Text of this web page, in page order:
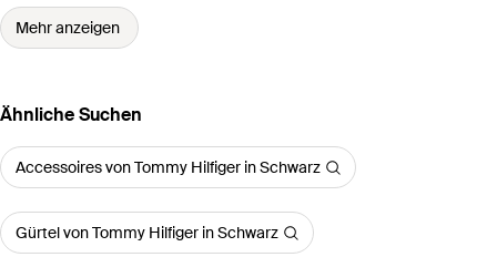
Mehr anzeigen
Ähnliche Suchen
Accessoires von Tommy Hilfiger in Schwarz
Gürtel von Tommy Hilfiger in Schwarz